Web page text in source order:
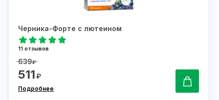
Черника-Форте с лютеином
11 отзывов
639₽
511₽
Подробнее